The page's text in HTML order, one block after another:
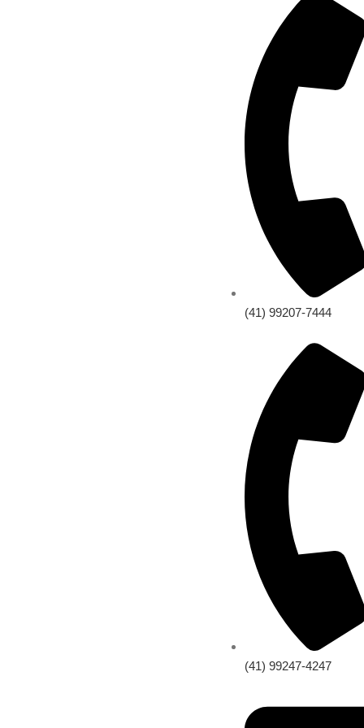
(41) 99207-7444
(41) 99247-4247